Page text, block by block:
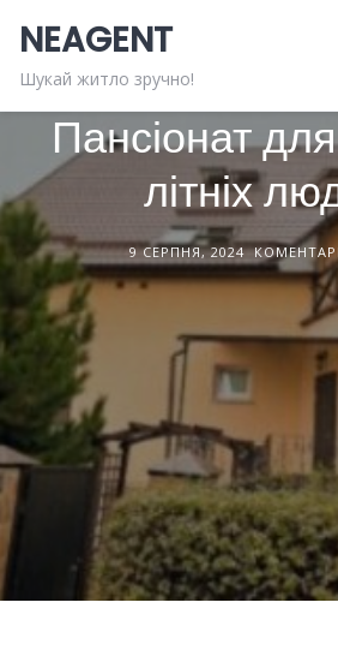
content
NEAGENT
Шукай житло зручно!НЕРУХОМІСТЬ
Пансіонат
літніх
9 СЕРПНЯ, 2024